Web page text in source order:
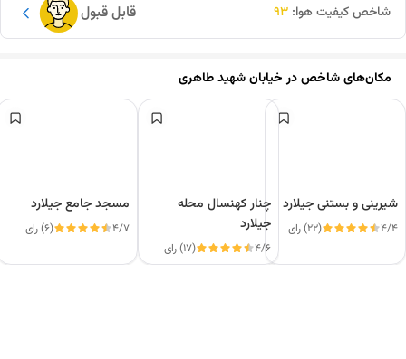
قابل قبول شاخص کیفیت هوا: 93
مکان‌های شاخص درخیابان شهید طاهری
شیرینی و بستنی جیلارد
4/4 (22) رای
چنار کهنسال محله
جیلارد
4/6 (17) رای
مسجد جامع جیلارد
4/7 (6) رای